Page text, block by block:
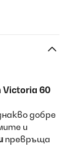
Victoria 60
добре
и
превръща